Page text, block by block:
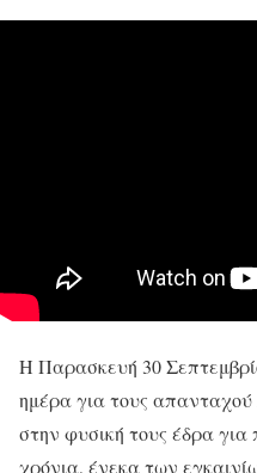
Η Παρασκευή 30
ημέρα για τους
στην φυσική τους έδρα
χρόνια, ένεκα των